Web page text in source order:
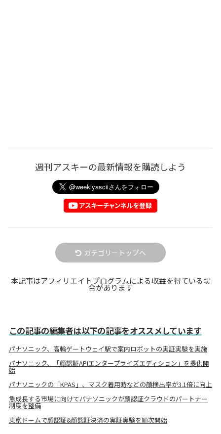
週刊アスキーの最新情報を購読しよう
カテゴリートップへ
本記事はアフィリエイトプログラムによる収益を得ている場
合があります
この記事の編集者は以下の記事をオススメしています
パナソニック、高輪ゲートウェイ駅で案内ロボットの実証実験を実施
パナソニック、「顔認証APIエンタープライズエディション」を提供開
始
パナソニックの「KPAS」、マスク着用時などの顔検出率が3.1倍に向上
急成長する市場に向けてパナソニックが顔認証クラウドのパートナー
制度を整備
東京ドームで顔認証&顔認証決済の実証実験を順次開始